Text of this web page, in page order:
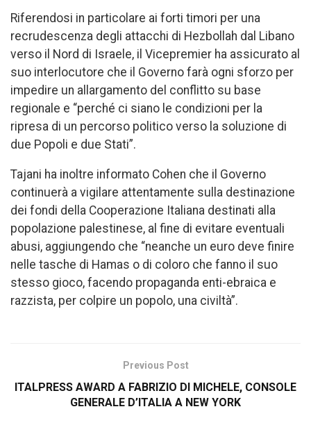
Riferendosi in particolare ai forti timori per una
recrudescenza degli attacchi di Hezbollah dal Libano
verso il Nord di Israele, il Vicepremier ha assicurato al
suo interlocutore che il Governo farà ogni sforzo per
impedire un allargamento del conflitto su base
regionale e “perché ci siano le condizioni per la
ripresa di un percorso politico verso la soluzione di
due Popoli e due Stati”.
Tajani ha inoltre informato Cohen che il Governo
continuerà a vigilare attentamente sulla destinazione
dei fondi della Cooperazione Italiana destinati alla
popolazione palestinese, al fine di evitare eventuali
abusi, aggiungendo che “neanche un euro deve finire
nelle tasche di Hamas o di coloro che fanno il suo
stesso gioco, facendo propaganda enti-ebraica e
razzista, per colpire un popolo, una civiltà”.
Previous Post
ITALPRESS AWARD A FABRIZIO DI MICHELE, CONSOLE
GENERALE D’ITALIA A NEW YORK